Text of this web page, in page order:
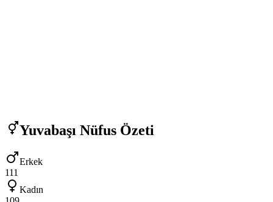
Yuvabaşı Nüfus Özeti
Erkek
111
Kadın